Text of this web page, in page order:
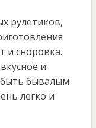
рулетиков,
и сноровка.
и
бывалым
легко и